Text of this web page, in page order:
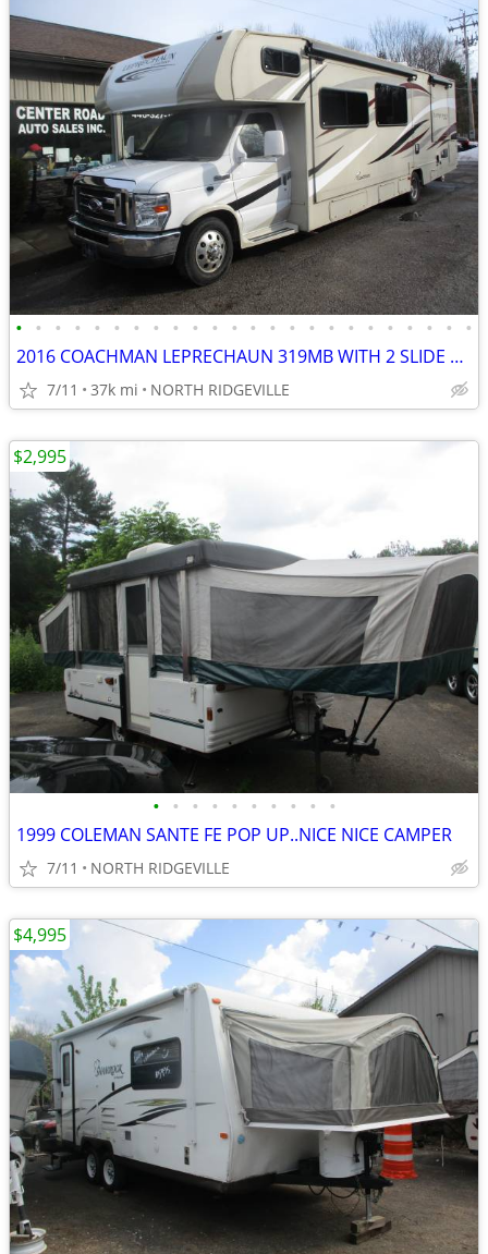
• • • • • • • • • • • • • • • • • • • • • • • •
2016 COACHMAN LEPRECHAUN 319MB WITH 2 SLIDE OUTS
7/11 37k mi NORTH RIDGEVILLE
• • • • • • • • • •
1999 COLEMAN SANTE FE POP UP..NICE NICE CAMPER
7/11 NORTH RIDGEVILLE
$2,995
$4,995